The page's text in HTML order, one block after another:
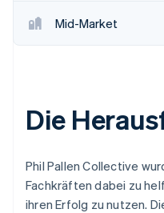
Mid-Market
Die
Phil Pallen Collective
Fachkräften dabei zu
ihren Erfolg zu nutzen.